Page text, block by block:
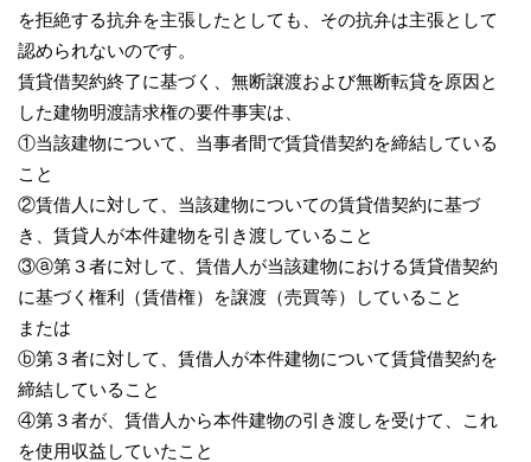
を拒絶する抗弁を主張したとしても、その抗弁は主張として
認められないのです。
賃貸借契約終了に基づく、無断譲渡および無断転貸を原因と
した建物明渡請求権の要件事実は、
①当該建物について、当事者間で賃貸借契約を締結している
こと
②賃借人に対して、当該建物についての賃貸借契約に基づ
き、賃貸人が本件建物を引き渡していること
③ⓐ第３者に対して、賃借人が当該建物における賃貸借契約
に基づく権利（賃借権）を譲渡（売買等）していること
または
ⓑ第３者に対して、賃借人が本件建物について賃貸借契約を
締結していること
④第３者が、賃借人から本件建物の引き渡しを受けて、これ
を使用収益していたこと